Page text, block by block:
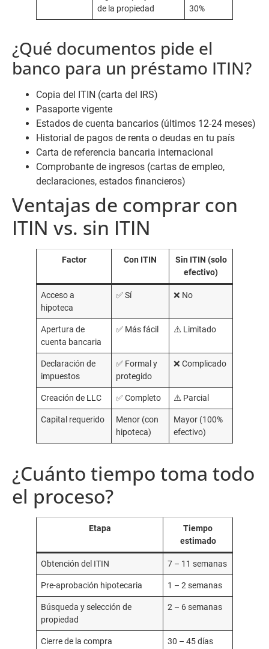
de la propiedad
30%
¿Qué documentos pide el
banco para un préstamo ITIN?
Copia del ITIN (carta del IRS)
Pasaporte vigente
Estados de cuenta bancarios (últimos 12-24 meses)
Historial de pagos de renta o deudas en tu país
Carta de referencia bancaria internacional
Comprobante de ingresos (cartas de empleo,
declaraciones, estados financieros)
Ventajas de comprar con
ITIN vs. sin ITIN
Factor Con ITIN
Sin ITIN (solo
efectivo)
Acceso a
hipoteca
✅ Sí ❌ No
Apertura de
cuenta bancaria
✅ Más fácil ⚠️ Limitado
Declaración de
impuestos
✅ Formal y
protegido
❌ Complicado
Creación de LLC ✅ Completo ⚠️ Parcial
Capital requerido
Menor (con
hipoteca)
Mayor (100%
efectivo)
¿Cuánto tiempo toma todo
el proceso?
Etapa
Tiempo
estimado
Obtención del ITIN 7 – 11 semanas
Pre-aprobación hipotecaria 1 – 2 semanas
Búsqueda y selección de
propiedad
2 – 6 semanas
Cierre de la compra 30 – 45 días